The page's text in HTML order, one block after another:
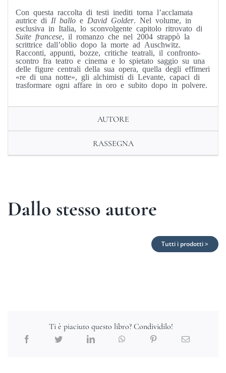
Con questa raccolta di testi inediti torna l’acclamata
autrice di Il balloe David Golder. Nel volume, in
esclusiva in Italia, lo sconvolgente capitolo ritrovato di
Suite francese, il romanzo che nel 2004 strappò la
scrittrice dall’oblio dopo la morte ad Auschwitz.
Racconti, appunti, bozze, critiche teatrali, il confronto-
scontro fra teatro e cinema e lo spietato saggio su una
delle figure centrali della sua opera, quella degli effimeri
«re di una notte», gli alchimisti di Levante, capaci di
trasformare ogni affare in oro e subito dopo in polvere.
AUTORE
RASSEGNA
Dallo stesso autore
Tutti i prodotti >
Ti è piaciuto questo libro? Condividilo!